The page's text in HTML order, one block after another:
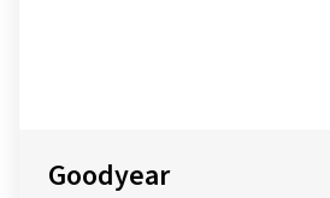
Goodyear